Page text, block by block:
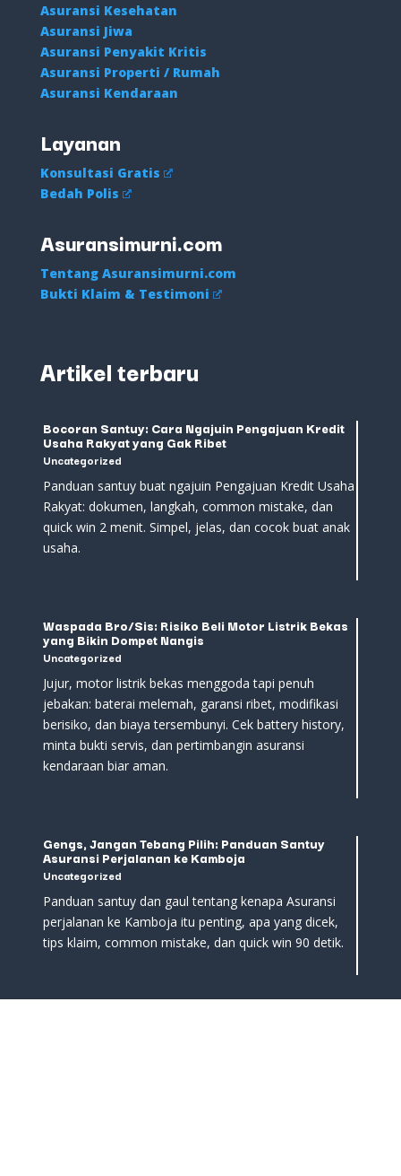
Asuransi Kesehatan
Asuransi Jiwa
Asuransi Penyakit Kritis
Asuransi Properti / Rumah
Asuransi Kendaraan
Layanan
Konsultasi Gratis
Bedah Polis
Asuransimurni.com
Tentang Asuransimurni.com
Bukti Klaim & Testimoni
Artikel terbaru
Bocoran Santuy: Cara Ngajuin Pengajuan Kredit
Usaha Rakyat yang Gak Ribet
Uncategorized
Panduan santuy buat ngajuin Pengajuan Kredit Usaha
Rakyat: dokumen, langkah, common mistake, dan
quick win 2 menit. Simpel, jelas, dan cocok buat anak
usaha.
Waspada Bro/Sis: Risiko Beli Motor Listrik Bekas
yang Bikin Dompet Nangis
Uncategorized
Jujur, motor listrik bekas menggoda tapi penuh
jebakan: baterai melemah, garansi ribet, modifikasi
berisiko, dan biaya tersembunyi. Cek battery history,
minta bukti servis, dan pertimbangin asuransi
kendaraan biar aman.
Gengs, Jangan Tebang Pilih: Panduan Santuy
Asuransi Perjalanan ke Kamboja
Uncategorized
Panduan santuy dan gaul tentang kenapa Asuransi
perjalanan ke Kamboja itu penting, apa yang dicek,
tips klaim, common mistake, dan quick win 90 detik.